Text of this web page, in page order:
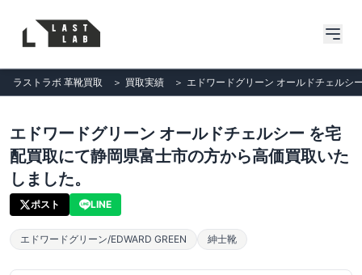
ラストラボ 革靴買取 ＞ 買取実績 ＞ エドワードグリーン オールドチェルシ
エドワードグリーン オールドチェルシー を宅
配買取にて静岡県富士市の方から高価買取いた
しました。
ポスト LINE
エドワードグリーン/EDWARD GREEN 紳士靴